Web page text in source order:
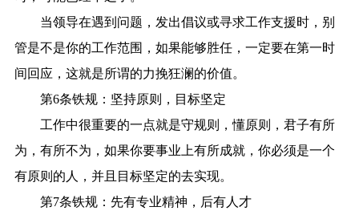
当领导在遇到问题，发出倡议或寻求工作支援时，别
管是不是你的工作范围，如果能够胜任，一定要在第一时
间回应，这就是所谓的力挽狂澜的价值。
第6条铁规：坚持原则，目标坚定
工作中很重要的一点就是守规则，懂原则，君子有所
为，有所不为，如果你要事业上有所成就，你必须是一个
有原则的人，并且目标坚定的去实现。
第7条铁规：先有专业精神，后有人才